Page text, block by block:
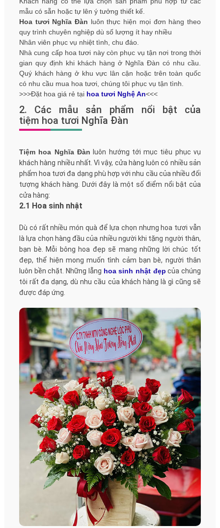
mẫu có sẵn hoặc tự lên ý tưởng thiết kế.
Hoa tươi Nghĩa Đàn luôn thực hiện mọi đơn hàng theo
quy trình chuyên nghiệp dù số lượng ít hay nhiều
Nhân viên phục vụ nhiệt tình, chu đáo.
Nhà cung cấp hoa tươi này còn phục vụ tận nơi trong thời
gian quy định khi khách hàng ở Nghĩa Đàn có nhu cầu.
Quý khách hàng ở khu vực lân cận hoặc trên toàn quốc
có nhu cầu mua hoa tươi, chúng tôi phục vụ tận tình.
>>>Đặt hoa giá rẻ tại hoa tươi Nghệ An<<<
2. Các mẫu sản phẩm nổi bật của
tiệm hoa tươi Nghĩa Đàn
Tiệm hoa Nghĩa Đàn luôn hướng tới mục tiêu phục vụ
khách hàng nhiều nhất. Vì vậy, cửa hàng luôn có nhiều sản
phẩm hoa tươi đa dạng phù hợp với nhu cầu của nhiều đối
tượng khách hàng. Dưới đây là một số điểm nổi bật của
cửa hàng:
2.1 Hoa sinh nhật
Dù có rất nhiều món quà để lựa chọn nhưng hoa tươi vẫn
là lựa chọn hàng đầu của nhiều người khi tặng người thân,
bạn bè. Mỗi bông hoa đẹp sẽ mang những lời chúc tốt
đẹp, thể hiện mong muốn tình cảm bạn bè, người thân
luôn bền chặt. Những lẵng hoa sinh nhật đẹp của chúng
tôi rất đa dạng, dù nhu cầu của khách hàng là gì cũng sẽ
được đáp ứng.